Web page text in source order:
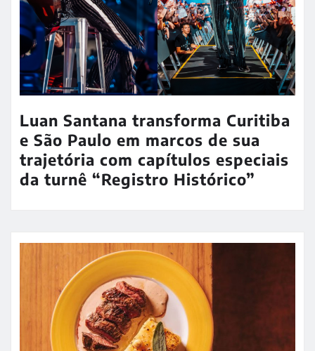
Luan Santana transforma Curitiba
e São Paulo em marcos de sua
trajetória com capítulos especiais
da turnê “Registro Histórico”